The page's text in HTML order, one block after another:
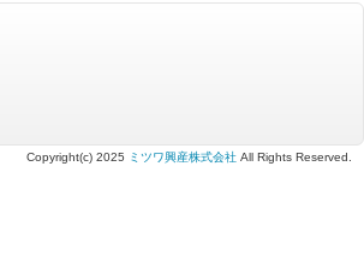
Copyright(c) 2025 ミツワ興産株式会社 All Rights Reserved.